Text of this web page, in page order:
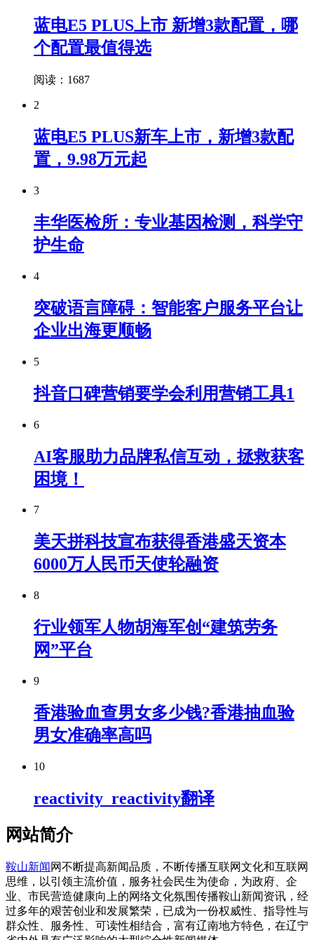
蓝电E5 PLUS上市 新增3款配置，哪
个配置最值得选
阅读：1687
2
蓝电E5 PLUS新车上市，新增3款配
置，9.98万元起
3
丰华医检所：专业基因检测，科学守
护生命
4
突破语言障碍：智能客户服务平台让
企业出海更顺畅
5
抖音口碑营销要学会利用营销工具1
6
AI客服助力品牌私信互动，拯救获客
困境！
7
美天拼科技宣布获得香港盛天资本
6000万人民币天使轮融资
8
行业领军人物胡海军创“建筑劳务
网”平台
9
香港验血查男女多少钱?香港抽血验
男女准确率高吗
10
reactivity_reactivity翻译
网站简介
鞍山新闻 网不断提高新闻品质，不断传播互联网文化和互联网
思维，以引领主流价值，服务社会民生为使命，为政府、企
业、市民营造健康向上的网络文化氛围传播鞍山新闻资讯，经
过多年的艰苦创业和发展繁荣，已成为一份权威性、指导性与
群众性、服务性、可读性相结合，富有辽南地方特色，在辽宁